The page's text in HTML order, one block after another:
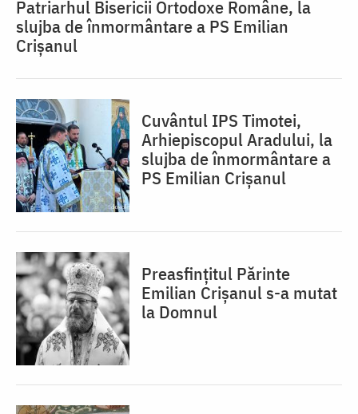
Patriarhul Bisericii Ortodoxe Române, la
slujba de înmormântare a PS Emilian
Crișanul
Cuvântul IPS Timotei,
Arhiepiscopul Aradului, la
slujba de înmormântare a
PS Emilian Crișanul
Preasfințitul Părinte
Emilian Crișanul s-a mutat
la Domnul